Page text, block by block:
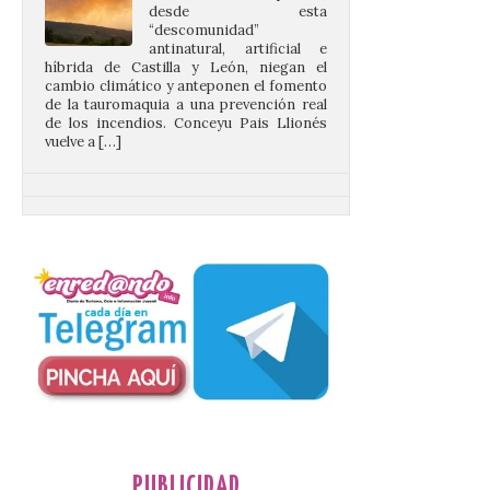
híbrida de Castilla y León, niegan el
cambio climático y anteponen el fomento
de la tauromaquia a una prevención real
de los incendios. Conceyu Pais Llionés
vuelve a […]
público y evitar el
8 Ago 2026
El TUS cuenta con líneas
que llegan a la zona en
puntos como el faro de
especial de lanzaderas desde el PCTCAN